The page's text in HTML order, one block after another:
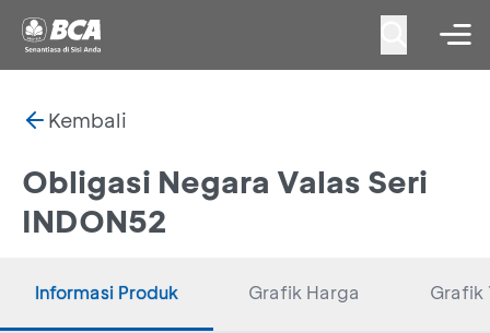
Kembali
Obligasi Negara Valas Seri
INDON52
Informasi Produk Grafik Harga Grafik